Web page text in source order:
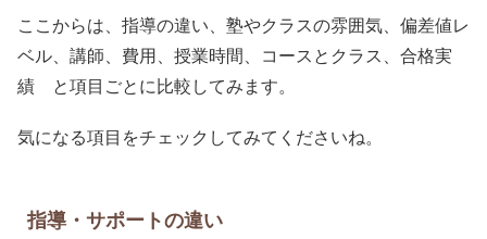
ここからは、指導の違い、塾やクラスの雰囲気、偏差値レ
ベル、講師、費用、授業時間、コースとクラス、合格実
績 と項目ごとに比較してみます。
気になる項目をチェックしてみてくださいね。
指導・サポートの違い